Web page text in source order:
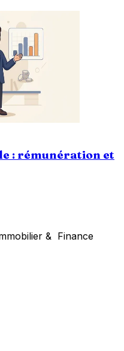
: rémunération et
& Finance